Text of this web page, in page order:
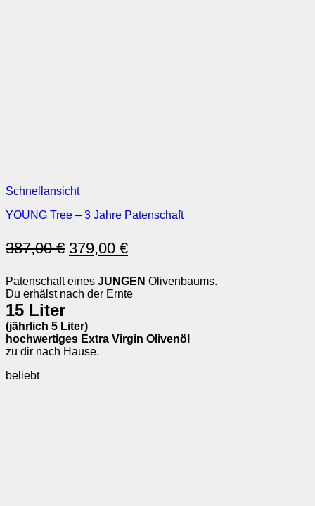
Schnellansicht
YOUNG Tree – 3 Jahre Patenschaft
387,00€ 379,00 €
Patenschaft eines JUNGEN Olivenbaums.
Du erhälst nach der Ernte
15 Liter
(jährlich 5 Liter)
hochwertiges Extra Virgin Olivenöl
zu dir nach Hause.
beliebt